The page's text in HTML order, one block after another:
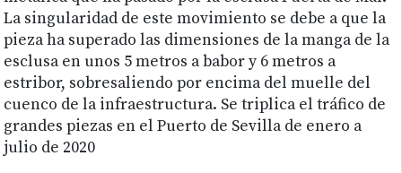
La singularidad de este movimiento se debe a que la
pieza ha superado las dimensiones de la manga de la
esclusa en unos 5 metros a babor y 6 metros a
estribor, sobresaliendo por encima del muelle del
cuenco de la infraestructura. Se triplica el tráfico de
grandes piezas en el Puerto de Sevilla de enero a
julio de 2020